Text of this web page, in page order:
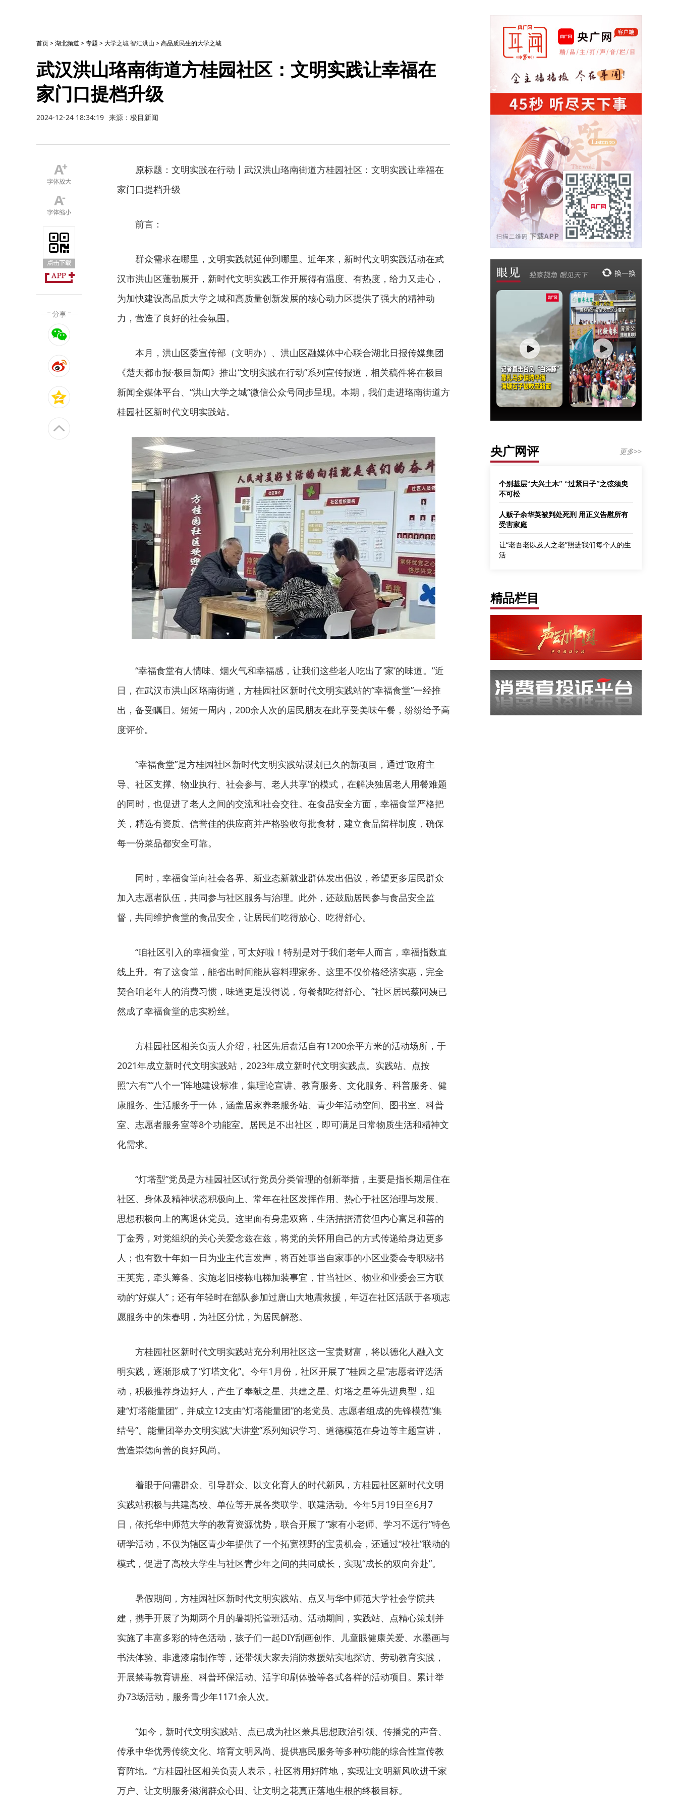
首页>湖北频道 >专题 >大学之城 智汇洪山 >高品质民生的大学之城
武汉洪山珞南街道方桂园社区：文明实践让幸福在
家门口提档升级
2024-12-24 18:34:19 来源：极目新闻
原标题：文明实践在行动丨武汉洪山珞南街道方桂园社区：文明实践让幸福在
家门口提档升级
前言：
群众需求在哪里，文明实践就延伸到哪里。近年来，新时代文明实践活动在武
汉市洪山区蓬勃展开，新时代文明实践工作开展得有温度、有热度，给力又走心，
为加快建设高品质大学之城和高质量创新发展的核心动力区提供了强大的精神动
力，营造了良好的社会氛围。
本月，洪山区委宣传部（文明办）、洪山区融媒体中心联合湖北日报传媒集团
《楚天都市报·极目新闻》推出“文明实践在行动”系列宣传报道，相关稿件将在极目
新闻全媒体平台、“洪山大学之城”微信公众号同步呈现。本期，我们走进珞南街道方
桂园社区新时代文明实践站。
“幸福食堂有人情味、烟火气和幸福感，让我们这些老人吃出了‘家’的味道。”近
日，在武汉市洪山区珞南街道，方桂园社区新时代文明实践站的“幸福食堂”一经推
出，备受瞩目。短短一周内，200余人次的居民朋友在此享受美味午餐，纷纷给予高
度评价。
“幸福食堂”是方桂园社区新时代文明实践站谋划已久的新项目，通过“政府主
导、社区支撑、物业执行、社会参与、老人共享”的模式，在解决独居老人用餐难题
的同时，也促进了老人之间的交流和社会交往。在食品安全方面，幸福食堂严格把
关，精选有资质、信誉佳的供应商并严格验收每批食材，建立食品留样制度，确保
每一份菜品都安全可靠。
同时，幸福食堂向社会各界、新业态新就业群体发出倡议，希望更多居民群众
加入志愿者队伍，共同参与社区服务与治理。此外，还鼓励居民参与食品安全监
督，共同维护食堂的食品安全，让居民们吃得放心、吃得舒心。
“咱社区引入的幸福食堂，可太好啦！特别是对于我们老年人而言，幸福指数直
线上升。有了这食堂，能省出时间能从容料理家务。这里不仅价格经济实惠，完全
契合咱老年人的消费习惯，味道更是没得说，每餐都吃得舒心。”社区居民蔡阿姨已
然成了幸福食堂的忠实粉丝。
方桂园社区相关负责人介绍，社区先后盘活自有1200余平方米的活动场所，于
2021年成立新时代文明实践站，2023年成立新时代文明实践点。实践站、点按
照“六有”“八个一”阵地建设标准，集理论宣讲、教育服务、文化服务、科普服务、健
康服务、生活服务于一体，涵盖居家养老服务站、青少年活动空间、图书室、科普
室、志愿者服务室等8个功能室。居民足不出社区，即可满足日常物质生活和精神文
化需求。
“灯塔型”党员是方桂园社区试行党员分类管理的创新举措，主要是指长期居住在
社区、身体及精神状态积极向上、常年在社区发挥作用、热心于社区治理与发展、
思想积极向上的离退休党员。这里面有身患双癌，生活拮据清贫但内心富足和善的
丁金秀，对党组织的关心关爱念兹在兹，将党的关怀用自己的方式传递给身边更多
人；也有数十年如一日为业主代言发声，将百姓事当自家事的小区业委会专职秘书
王英宪，牵头筹备、实施老旧楼栋电梯加装事宜，甘当社区、物业和业委会三方联
动的“好媒人”；还有年轻时在部队参加过唐山大地震救援，年迈在社区活跃于各项志
愿服务中的朱春明，为社区分忧，为居民解愁。
方桂园社区新时代文明实践站充分利用社区这一宝贵财富，将以德化人融入文
明实践，逐渐形成了“灯塔文化”。今年1月份，社区开展了“桂园之星”志愿者评选活
动，积极推荐身边好人，产生了奉献之星、共建之星、灯塔之星等先进典型，组
建“灯塔能量团”，并成立12支由“灯塔能量团”的老党员、志愿者组成的先锋模范“集
结号”。能量团举办文明实践“大讲堂”系列知识学习、道德模范在身边等主题宣讲，
营造崇德向善的良好风尚。
着眼于问需群众、引导群众、以文化育人的时代新风，方桂园社区新时代文明
实践站积极与共建高校、单位等开展各类联学、联建活动。今年5月19日至6月7
日，依托华中师范大学的教育资源优势，联合开展了“家有小老师、学习不远行”特色
研学活动，不仅为辖区青少年提供了一个拓宽视野的宝贵机会，还通过“校社”联动的
模式，促进了高校大学生与社区青少年之间的共同成长，实现“成长的双向奔赴”。
暑假期间，方桂园社区新时代文明实践站、点又与华中师范大学社会学院共
建，携手开展了为期两个月的暑期托管班活动。活动期间，实践站、点精心策划并
实施了丰富多彩的特色活动，孩子们一起DIY刮画创作、儿童眼健康关爱、水墨画与
书法体验、非遗漆扇制作等，还带领大家去消防救援站实地探访、劳动教育实践，
开展禁毒教育讲座、科普环保活动、活字印刷体验等各式各样的活动项目。累计举
办73场活动，服务青少年1171余人次。
“如今，新时代文明实践站、点已成为社区兼具思想政治引领、传播党的声音、
传承中华优秀传统文化、培育文明风尚、提供惠民服务等多种功能的综合性宣传教
育阵地。”方桂园社区相关负责人表示，社区将用好阵地，实现让文明新风吹进千家
万户、让文明服务滋润群众心田、让文明之花真正落地生根的终极目标。
央广网评 更多>>
个别基层“大兴土木” “过紧日子”之弦须臾
不可松
人贩子余华英被判处死刑 用正义告慰所有
受害家庭
让“老吾老以及人之老”照进我们每个人的生
活
精品栏目